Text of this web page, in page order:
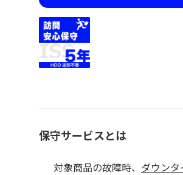
保守サービスとは
対象商品の故障時、 ダウン